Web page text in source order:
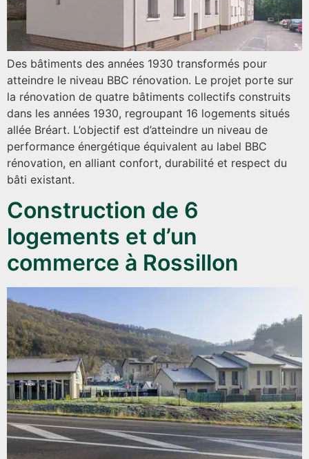
Des bâtiments des années 1930 transformés pour
atteindre le niveau BBC rénovation. Le projet porte sur
la rénovation de quatre bâtiments collectifs construits
dans les années 1930, regroupant 16 logements situés
allée Bréart. L’objectif est d’atteindre un niveau de
performance énergétique équivalent au label BBC
rénovation, en alliant confort, durabilité et respect du
bâti existant.
Construction de 6
logements et d’un
commerce à Rossillon